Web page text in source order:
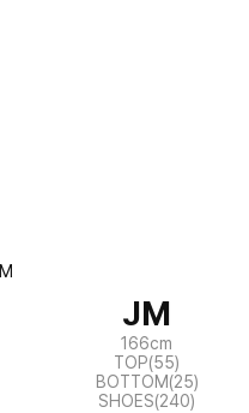
JM
166cm
TOP(55)
BOTTOM(25)
SHOES(240)